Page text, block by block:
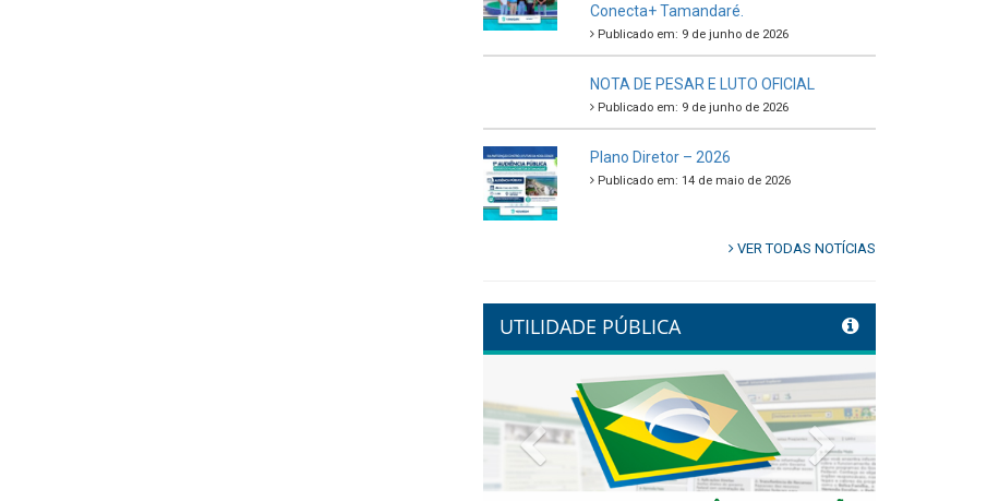
Conecta+ Tamandaré.
Publicado em: 9 de junho de 2026
NOTA DE PESAR E LUTO OFICIAL
Publicado em: 9 de junho de 2026
Plano Diretor – 2026
Publicado em: 14 de maio de 2026
VER TODAS NOTÍCIAS
UTILIDADE PÚBLICA
Previous Next